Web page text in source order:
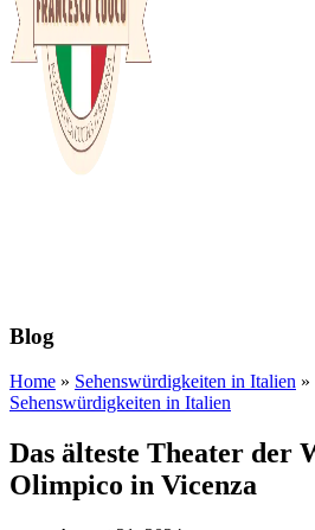
Blog
Home » Sehenswürdigkeiten in Italien »
Sehenswürdigkeiten in Italien
Das älteste Theater der
Olimpico in Vicenza